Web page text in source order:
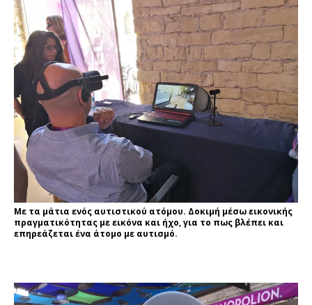
Με τα μάτια ενός αυτιστικού ατόμου. Δοκιμή μέσω εικονικής
πραγματικότητας με εικόνα και ήχο, για το πως βλέπει και
επηρεάζεται ένα άτομο με αυτισμό.